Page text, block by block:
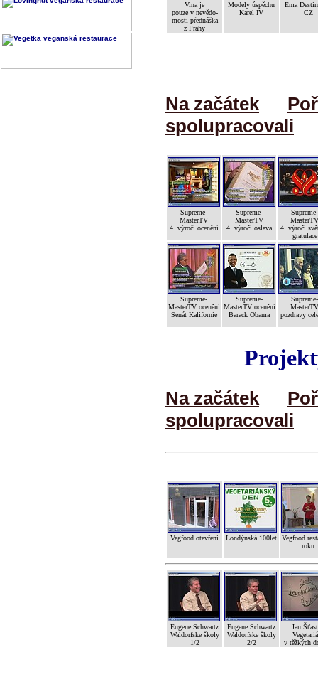
Vina je
pouze v nevědo-
mosti přednáška
z Prahy
Modely úspěchu
Karel IV
Ema
CZ
Na začátek
spolupracovali
Supreme-
MasterTV
4. výročí ocenění
Supreme-
MasterTV
4. výročí oslava
Supreme-
MasterTV
4. výročí
gratulace
Supreme-
MasterTV ocenění
Senát Kalifornie
Supreme-
MasterTV ocenění
Barack Obama
Supreme-
MasterTV
pozdravy
Na začátek
spolupracovali
Vegfood otevřeni Londýnská 100let
Vegfood
roku
Eugene Schwartz
Waldorfske školy
1/2
Eugene Schwartz
Waldorfske školy
2/2
Jan
v těžkých